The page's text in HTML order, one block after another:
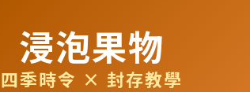
浸泡果物
四季時令 × 封存教學